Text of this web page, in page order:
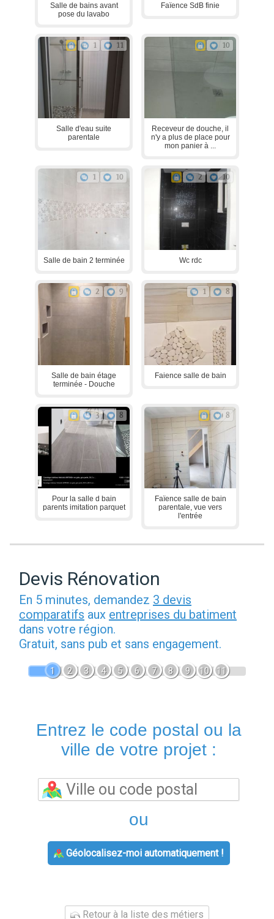
Salle de bains avant
pose du lavabo
Faïence SdB finie
1 11
Salle d'eau suite
parentale
10
Receveur de douche, il
n'y a plus de place pour
mon panier à ...
1 10
Salle de bain 2 terminée
2 10
Wc rdc
2 9
Salle de bain étage
terminée - Douche
1 8
Faience salle de bain
3 8
Pour la salle d bain
parents imitation parquet
8
Faïence salle de bain
parentale, vue vers
l'entrée
Devis Rénovation
En 5 minutes, demandez 3 devis
comparatifs aux entreprises du batiment
dans votre région.
Gratuit, sans pub et sans engagement.
1 2 3 4 5 6 7 8 9 10 11
Entrez le code postal ou la
ville de votre projet :
ou
Géolocalisez-moi automatiquement !
Retour à la liste des métiers